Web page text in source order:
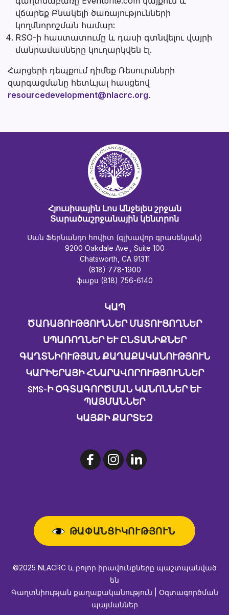
վճարեք Բնակելի ծառայությունների
կողմնորոշման համար:
RSO-ի հաստատումը և դասի գտնվելու վայրի
մանրամասները կուղարկվեն էլ.
Հարցերի դեպքում դիմեք Ռեսուրսների
զարգացմանը հետևյալ հասցեով
resourcedevelopment@nlacrc.org.
Հյուսիսային Լոս Անջելես շրջան
Տարածաշրջանային կենտրոն
Սան Ֆերնանդո հովիտ (գլխավոր գրասենյակ)
9200 Oakdale Ave., Suite 100
Chatsworth, CA 91311
(818) 778-1900
ֆաքս (818) 756-6140
ԿԱՊ
ԾԱՌԱՅՈՒԹՅՈՒՆՆԵՐ ՄԱՏՈՒՑՈՂՆԵՐ
ՍՊԱՌՈՂՆԵՐ ԵՒ ԸՆՏԱՆԻՔՆԵՐ
ԳԱՂՏՆԻՈՒԹՅԱՆ ՔԱՂԱՔԱԿԱՆՈՒԹՅՈՒՆ
ԿԱՐԻԵՐԱՅԻ ՀՆԱՐԱՎՈՐՈՒԹՅՈՒՆՆԵՐ
SMS-Ի ՕԳՏԱԳՈՐԾՄԱՆ ԿԱՆՈՆՆԵՐ ԵՒ Պ
ԱՅՄԱՆՆԵՐ
ԿԱՅՔԻ ՔԱՐՏԵԶ
ԹԱՓԱՆՑԻԿՈՒԹՅՈՒՆ
©2025 NLACRC և բոլոր իրավունքները պաշտպանված
են
Գաղտնիության քաղաքականություն | Օգտագործման
պայմաններ